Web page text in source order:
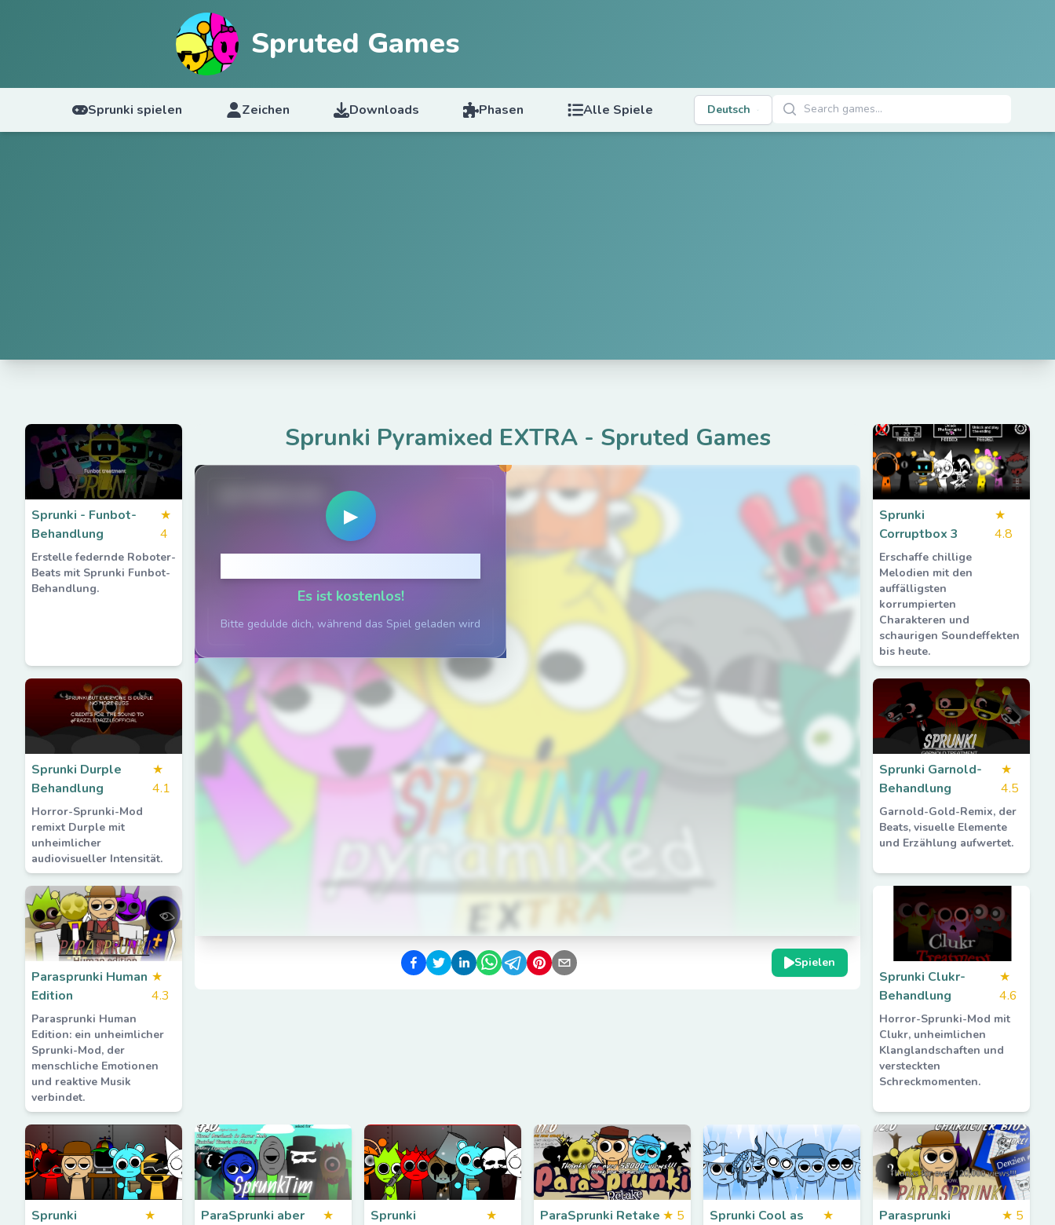
Spruted Games
Sprunki spielen Zeichen Downloads Phasen Alle Spiele Deutsch Spiele suchen
Sprunki - Funbot-
Behandlung
★
4
Erstelle federnde Roboter-
Beats mit Sprunki Funbot-
Behandlung.
Sprunki Pyramixed EXTRA- Spruted Games
▶
Es ist kostenlos!
Bitte gedulde dich, während das Spiel geladen wird
Spielen
Sprunki
Corruptbox 3
★
4.8
Erschaffe chillige
Melodien mit den
auffälligsten
korrumpierten
Charakteren und
schaurigen Soundeffekten
bis heute.
Sprunki Durple
Behandlung
★
4.1
Horror-Sprunki-Mod
remixt Durple mit
unheimlicher
audiovisueller Intensität.
Sprunki Garnold-
Behandlung
★
4.5
Garnold-Gold-Remix, der
Beats, visuelle Elemente
und Erzählung aufwertet.
Parasprunki Human
Edition
★
4.3
Parasprunki Human
Edition: ein unheimlicher
Sprunki-Mod, der
menschliche Emotionen
und reaktive Musik
verbindet.
Sprunki Clukr-
Behandlung
★
4.6
Horror-Sprunki-Mod mit
Clukr, unheimlichen
Klanglandschaften und
versteckten
Schreckmomenten.
Sprunki
★
ParaSprunki aber
★
Sprunki
★
ParaSprunki Retake ★ 5
Sprunki Cool as
★
Parasprunki ★ 5